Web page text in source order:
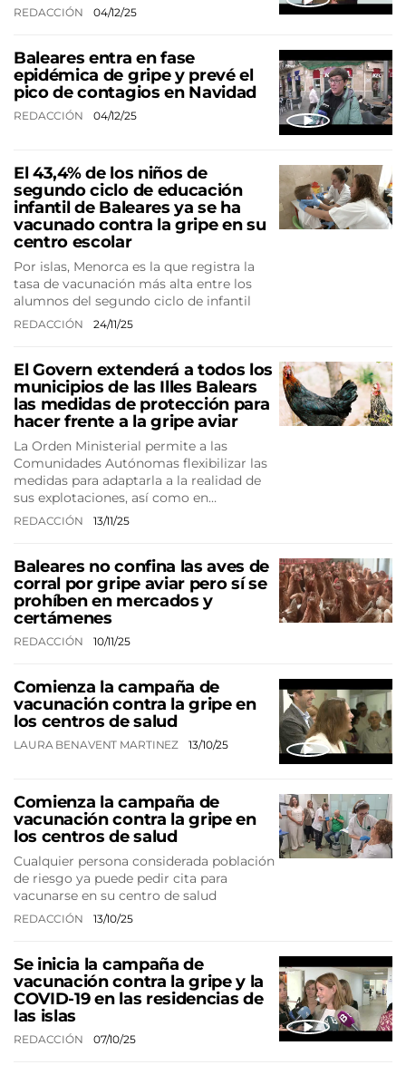
REDACCIÓN 04/12/25
Baleares entra en fase
epidémica de gripe y prevé el
pico de contagios en Navidad
REDACCIÓN 04/12/25
El 43,4% de los niños de
segundo ciclo de educación
infantil de Baleares ya se ha
vacunado contra la gripe en su
centro escolar
Por islas, Menorca es la que registra la
tasa de vacunación más alta entre los
alumnos del segundo ciclo de infantil
REDACCIÓN 24/11/25
El Govern extenderá a todos los
municipios de las Illes Balears
las medidas de protección para
hacer frente a la gripe aviar
La Orden Ministerial permite a las
Comunidades Autónomas flexibilizar las
medidas para adaptarla a la realidad de
sus explotaciones, así como en…
REDACCIÓN 13/11/25
Baleares no confina las aves de
corral por gripe aviar pero sí se
prohíben en mercados y
certámenes
REDACCIÓN 10/11/25
Comienza la campaña de
vacunación contra la gripe en
los centros de salud
LAURA BENAVENT MARTINEZ 13/10/25
Comienza la campaña de
vacunación contra la gripe en
los centros de salud
​​Cualquier persona considerada población
de riesgo ya puede pedir cita para
vacunarse en su centro de salud
REDACCIÓN 13/10/25
Se inicia la campaña de
vacunación contra la gripe y la
COVID-19 en las residencias de
las islas
REDACCIÓN 07/10/25